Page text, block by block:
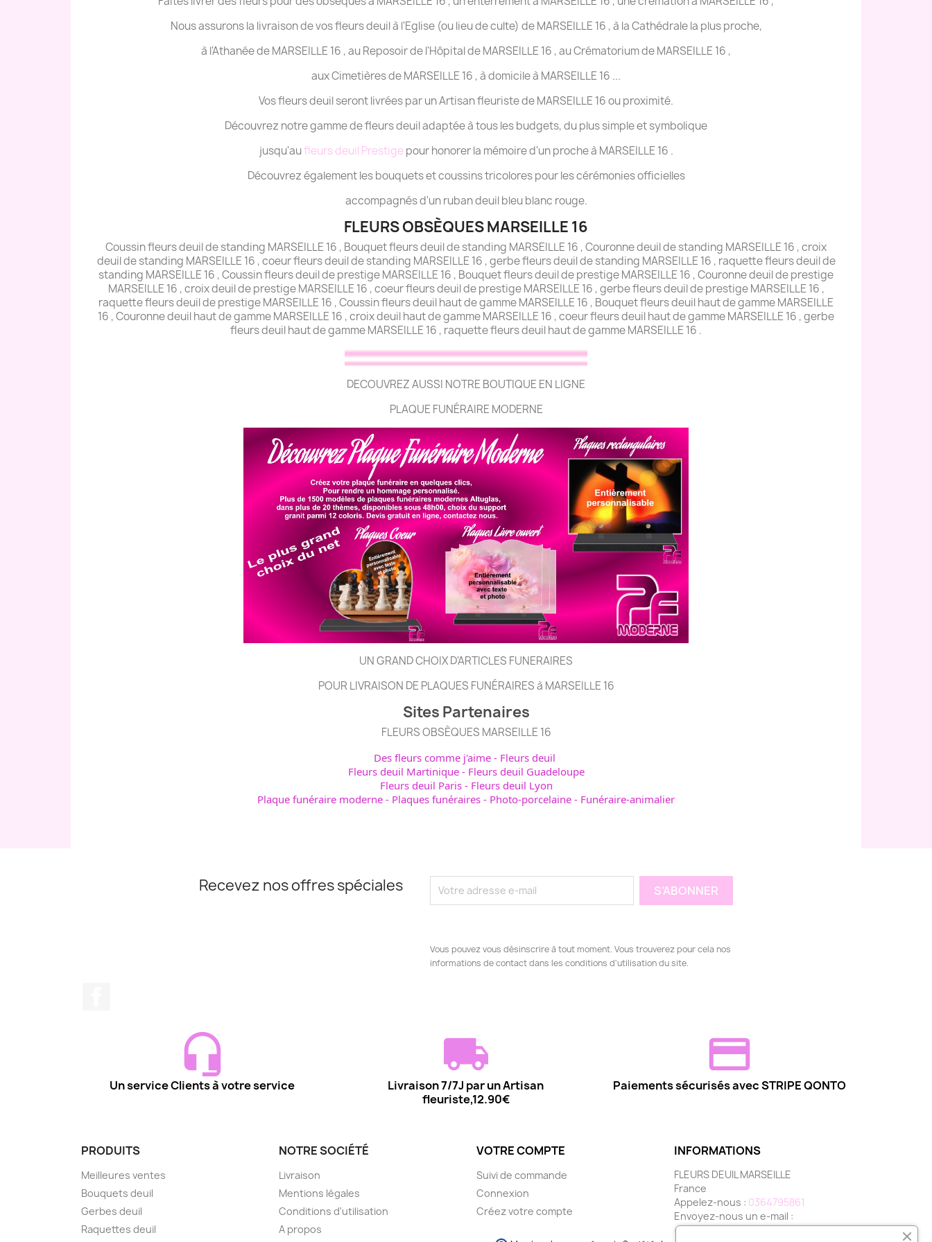
Nous assurons la livraison de vos fleurs deuil à l'Eglise (ou lieu de culte) de MARSEILLE 16 , à la Cathédrale la plus proche,
à l'Athanée de MARSEILLE 16 , au Reposoir de l'Hôpital de MARSEILLE 16 , au Crématorium de MARSEILLE 16 ,
aux Cimetières de MARSEILLE 16 , à domicile à MARSEILLE 16 ...
Vos fleurs deuil seront livrées par un Artisan fleuriste de MARSEILLE 16 ou proximité.
Découvrez notre gamme de fleurs deuil adaptée à tous les budgets, du plus simple et symbolique
jusqu'aufleurs deuil Prestigepour honorer la mémoire d'un proche à MARSEILLE 16 .
Découvrez également les bouquets et coussins tricolores pour les cérémonies officielles
accompagnés d'un ruban deuil bleu blanc rouge.
FLEURS OBSÈQUES MARSEILLE 16
Coussin fleurs deuil de standing MARSEILLE 16 , Bouquet fleurs deuil de standing MARSEILLE 16 , Couronne deuil de standing MARSEILLE 16 , croix
deuil de standing MARSEILLE 16 , coeur fleurs deuil de standing MARSEILLE 16 , gerbe fleurs deuil de standing MARSEILLE 16 , raquette fleurs deuil de
standing MARSEILLE 16 , Coussin fleurs deuil de prestige MARSEILLE 16 , Bouquet fleurs deuil de prestige MARSEILLE 16 , Couronne deuil de prestige
MARSEILLE 16 , croix deuil de prestige MARSEILLE 16 , coeur fleurs deuil de prestige MARSEILLE 16 , gerbe fleurs deuil de prestige MARSEILLE 16 ,
raquette fleurs deuil de prestige MARSEILLE 16 , Coussin fleurs deuil haut de gamme MARSEILLE 16 , Bouquet fleurs deuil haut de gamme MARSEILLE
16 , Couronne deuil haut de gamme MARSEILLE 16 , croix deuil haut de gamme MARSEILLE 16 , coeur fleurs deuil haut de gamme MARSEILLE 16 , gerbe
fleurs deuil haut de gamme MARSEILLE 16 , raquette fleurs deuil haut de gamme MARSEILLE 16 .
DECOUVREZ AUSSI NOTRE BOUTIQUE EN LIGNE
PLAQUE FUNÉRAIRE MODERNE
UN GRAND CHOIX D'ARTICLES FUNERAIRES
POUR LIVRAISON DE PLAQUES FUNÉRAIRES à MARSEILLE 16
Sites Partenaires
FLEURS OBSÈQUES MARSEILLE 16
Des fleurs comme j'aime - Fleurs deuil
Fleurs deuil Martinique- Fleurs deuil Guadeloupe
Fleurs deuil Paris- Fleurs deuil Lyon
Plaque funéraire moderne - Plaques funéraires - Photo-porcelaine - Funéraire-animalier
Recevez nos offres spéciales
Vous pouvez vous désinscrire à tout moment. Vous trouverez pour cela nos
informations de contact dans les conditions d'utilisation du site.
Un service Clients à votre service
Livraison 7/7J par un Artisan
fleuriste,12.90€
Paiements sécurisés avec STRIPE QONTO
PRODUITS
Meilleures ventes
Bouquets deuil
Gerbes deuil
Raquettes deuil
NOTRE SOCIÉTÉ
Livraison
Mentions légales
Conditions d'utilisation
A propos
VOTRE COMPTE
Suivi de commande
Connexion
Créez votre compte
INFORMATIONS
FLEURS DEUIL MARSEILLE
France
Appelez-nous : 0364795861
Envoyez-nous un e-mail :
contact@fleurs-deuil-marseille.com